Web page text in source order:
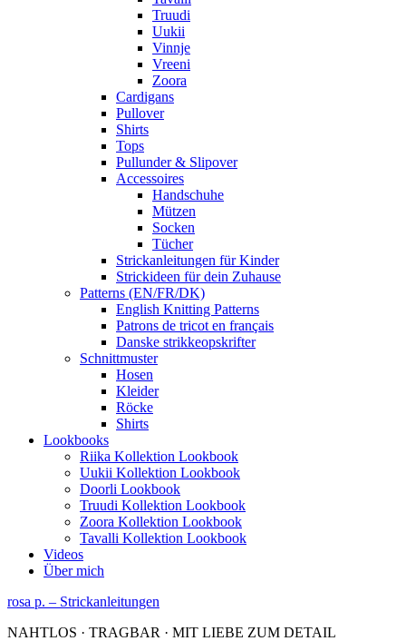
Truudi
Uukii
Vinnje
Vreeni
Zoora
Cardigans
Pullover
Shirts
Tops
Pullunder & Slipover
Accessoires
Handschuhe
Mützen
Socken
Tücher
Strickanleitungen für Kinder
Strickideen für dein Zuhause
Patterns (EN/FR/DK)
English Knitting Patterns
Patrons de tricot en français
Danske strikkeopskrifter
Schnittmuster
Hosen
Kleider
Röcke
Shirts
Lookbooks
Riika Kollektion Lookbook
Uukii Kollektion Lookbook
Doorli Lookbook
Truudi Kollektion Lookbook
Zoora Kollektion Lookbook
Tavalli Kollektion Lookbook
Videos
Über mich
rosa p. – Strickanleitungen
NAHTLOS · TRAGBAR · MIT LIEBE ZUM DETAIL